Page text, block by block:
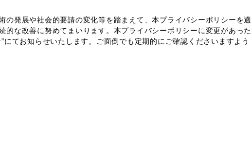
の発展や社会的要請の変化等を踏まえて、本プライバシーポリシーを適
的な改善に努めてまいります。本プライバシーポリシーに変更があった
にてお知らせいたします。ご面倒でも定期的にご確認くださいますよう